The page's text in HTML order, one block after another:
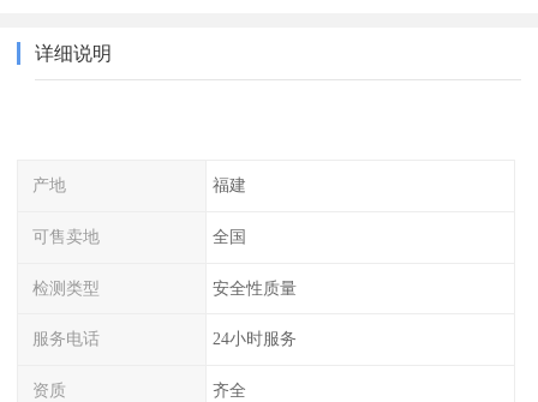
详细说明
产地 福建
可售卖地 全国
检测类型 安全性质量
服务电话 24小时服务
资质 齐全